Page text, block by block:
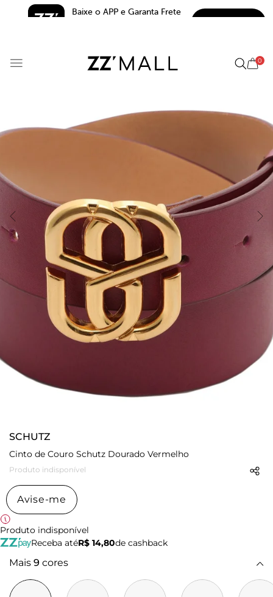
Baixe o APP e Garanta Frete
0
SCHUTZ
Cinto de Couro Schutz Dourado Vermelho
Produto indisponível
Avise-me
Produto indisponível
Receba atéR$ 14,80de cashback
Mais 9 cores